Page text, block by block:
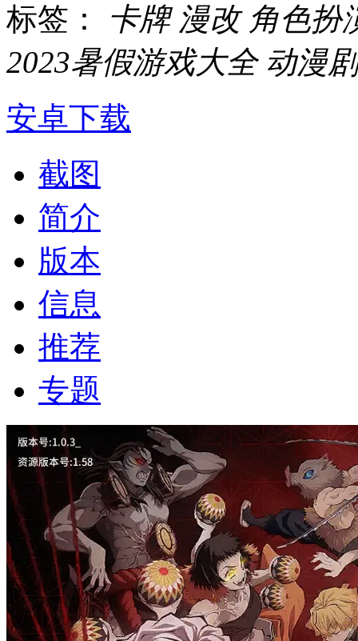
标签： 卡牌 漫改 角色扮
2023暑假游戏大全 动漫
安卓下载
截图
简介
版本
信息
推荐
专题